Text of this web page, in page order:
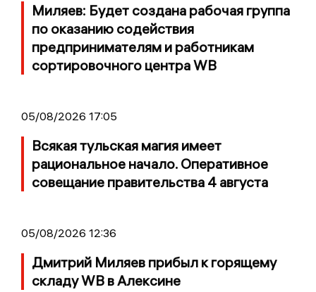
Миляев: Будет создана рабочая группа
по оказанию содействия
предпринимателям и работникам
сортировочного центра WB
05/08/2026 17:05
Всякая тульская магия имеет
рациональное начало. Оперативное
совещание правительства 4 августа
05/08/2026 12:36
Дмитрий Миляев прибыл к горящему
складу WB в Алексине